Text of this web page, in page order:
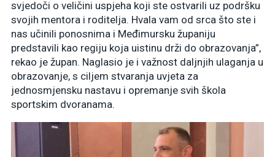
svjedoči o veličini uspjeha koji ste ostvarili uz podršku
svojih mentora i roditelja. Hvala vam od srca što ste i
nas učinili ponosnima i Međimursku županiju
predstavili kao regiju koja uistinu drži do obrazovanja”,
rekao je župan. Naglasio je i važnost daljnjih ulaganja u
obrazovanje, s ciljem stvaranja uvjeta za
jednosmjensku nastavu i opremanje svih škola
sportskim dvoranama.